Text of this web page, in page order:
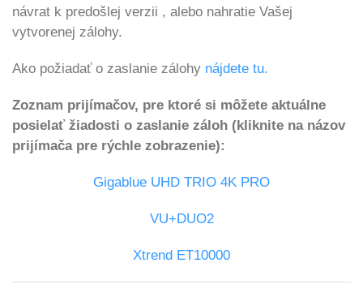
návrat k predošlej verzii , alebo nahratie Vašej
vytvorenej zálohy.
Ako požiadať o zaslanie zálohy nájdete tu.
Zoznam prijímačov, pre ktoré si môžete aktuálne
posielať žiadosti o zaslanie záloh (kliknite na názov
prijímača pre rýchle zobrazenie):
Gigablue UHD TRIO 4K PRO
VU+DUO2
Xtrend ET10000